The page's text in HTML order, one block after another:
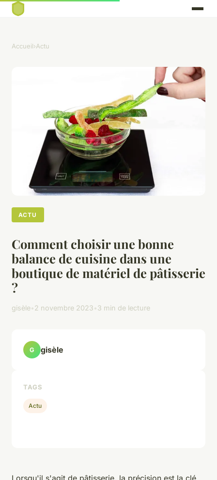
Accueil›Actu
ACTU
Comment choisir une bonne
balance de cuisine dans une
boutique de matériel de pâtisserie
?
gisèle•2 novembre 2023•3 min de lecture
Lorsqu'il s'agit de pâtisserie, la précision est la clé
G gisèle
TAGS
Actu